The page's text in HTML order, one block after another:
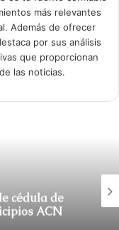
más relevantes
Además de ofrecer
por sus análisis
que proporcionan
las noticias.
cédula de
identidad en algunos municipios ACN